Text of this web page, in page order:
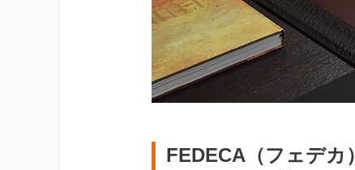
FEDECA（フェデカ